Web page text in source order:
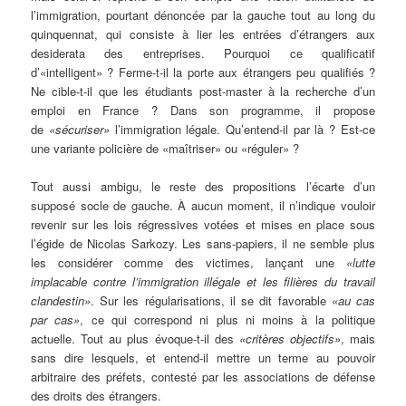
l’immigration, pourtant dénoncée par la gauche tout au long du
quinquennat, qui consiste à lier les entrées d’étrangers aux
desiderata des entreprises. Pourquoi ce qualificatif
d’«intelligent» ? Ferme-t-il la porte aux étrangers peu qualifiés ?
Ne cible-t-il que les étudiants post-master à la recherche d’un
emploi en France ? Dans son programme, il propose
de «sécuriser» l’immigration légale. Qu’entend-il par là ? Est-ce
une variante policière de «maîtriser» ou «réguler» ?
Tout aussi ambigu, le reste des propositions l’écarte d’un
supposé socle de gauche. À aucun moment, il n’indique vouloir
revenir sur les lois régressives votées et mises en place sous
l’égide de Nicolas Sarkozy. Les sans-papiers, il ne semble plus
les considérer comme des victimes, lançant une «lutte
implacable contre l’immigration illégale et les filières du travail
clandestin». Sur les régularisations, il se dit favorable «au cas
par cas», ce qui correspond ni plus ni moins à la politique
actuelle. Tout au plus évoque-t-il des «critères objectifs», mais
sans dire lesquels, et entend-il mettre un terme au pouvoir
arbitraire des préfets, contesté par les associations de défense
des droits des étrangers.